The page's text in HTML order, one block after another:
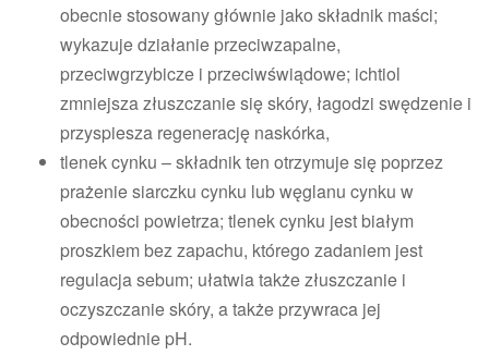
obecnie stosowany głównie jako składnik maści;
wykazuje działanie przeciwzapalne,
przeciwgrzybicze i przeciwświądowe; ichtiol
zmniejsza złuszczanie się skóry, łagodzi swędzenie i
przyspiesza regenerację naskórka,
tlenek cynku – składnik ten otrzymuje się poprzez
prażenie siarczku cynku lub węglanu cynku w
obecności powietrza; tlenek cynku jest białym
proszkiem bez zapachu, którego zadaniem jest
regulacja sebum; ułatwia także złuszczanie i
oczyszczanie skóry, a także przywraca jej
odpowiednie pH.